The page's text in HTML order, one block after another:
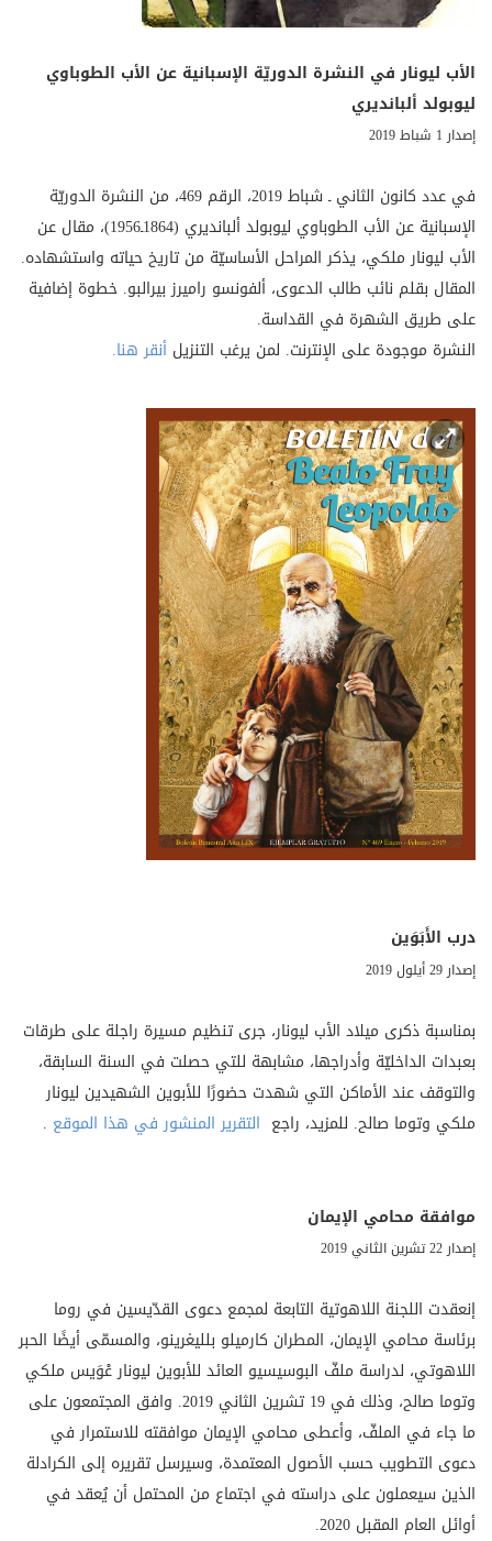
الأب ليونار في النشرة الدوريّة الإسبانية عن الأب الطوباوي
ليوبولد ألبانديري
إصدار 1 شباط 2019
في عدد كانون الثاني ـ شباط 2019، الرقم 469، من النشرة الدوريّة
الإسبانية عن الأب الطوباوي ليوبولد ألبانديري (1864ـ1956)، مقال عن
الأب ليونار ملكي، يذكر المراحل الأساسيّة من تاريخ حياته واستشهاده.
المقال بقلم نائب طالب الدعوى، ألفونسو راميرز بيرالبو. خطوة إضافية
على طريق الشهرة في القداسة.
النشرة موجودة على الإنترنت. لمن يرغب التنزيل أنقر هنا.
درب الأَبَوَين
إصدار 29 أيلول 2019
بمناسبة ذكرى ميلاد الأب ليونار، جرى تنظيم مسيرة راجلة على طرقات
بعبدات الداخليّة وأدراجها، مشابهة للتي حصلت في السنة السابقة،
والتوقف عند الأماكن التي شهدت حضورًا للأبوين الشهيدين ليونار
ملكي وتوما صالح. للمزيد، راجع التقرير المنشور في هذا الموقع .
موافقة محامي الإيمان
إصدار 22 تشرين الثاني 2019
إنعقدت اللجنة اللاهوتية التابعة لمجمع دعوى القدّيسين في روما
برئاسة محامي الإيمان، المطران كارميلو بلليغرينو، والمسمّى أيضًا الحبر
اللاهوتي، لدراسة ملفّ البوسيسيو العائد للأبوين ليونار عْوَيس ملكي
وتوما صالح، وذلك في 19 تشرين الثاني 2019. وافق المجتمعون على
ما جاء في الملفّ، وأعطى محامي الإيمان موافقته للاستمرار في
دعوى التطويب حسب الأصول المعتمدة، وسيرسل تقريره إلى الكرادلة
الذين سيعملون على دراسته في اجتماع من المحتمل أن يُعقد في
أوائل العام المقبل 2020.